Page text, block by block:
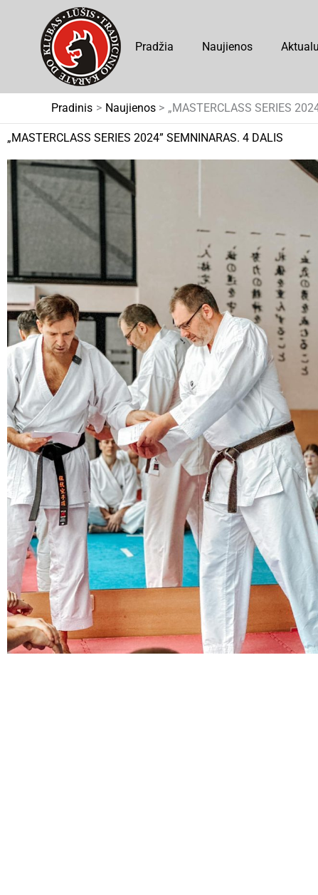
Pradžia Naujienos Aktualu
Pradinis Naujienos „MASTERCLASS SERIES
„MASTERCLASS SERIES 2024” SEMNINARAS. 4 DALIS